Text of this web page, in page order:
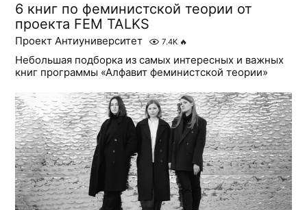
6 книг по феминистской теории от
проекта FEM TALKS
Проект Антиуниверситет 7.4K 🔥
Небольшая подборка из самых интересных и важных
книг программы «Алфавит феминистской теории»